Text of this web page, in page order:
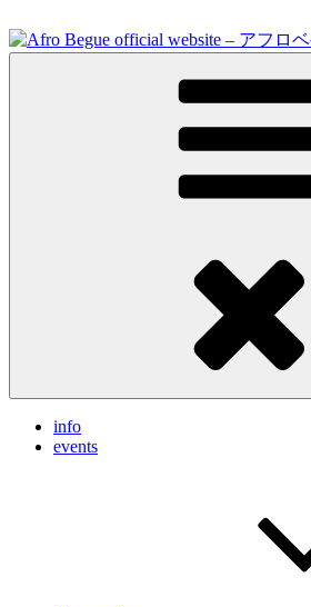
to
content
Afro Begue official website – アフロベゲ
info
events